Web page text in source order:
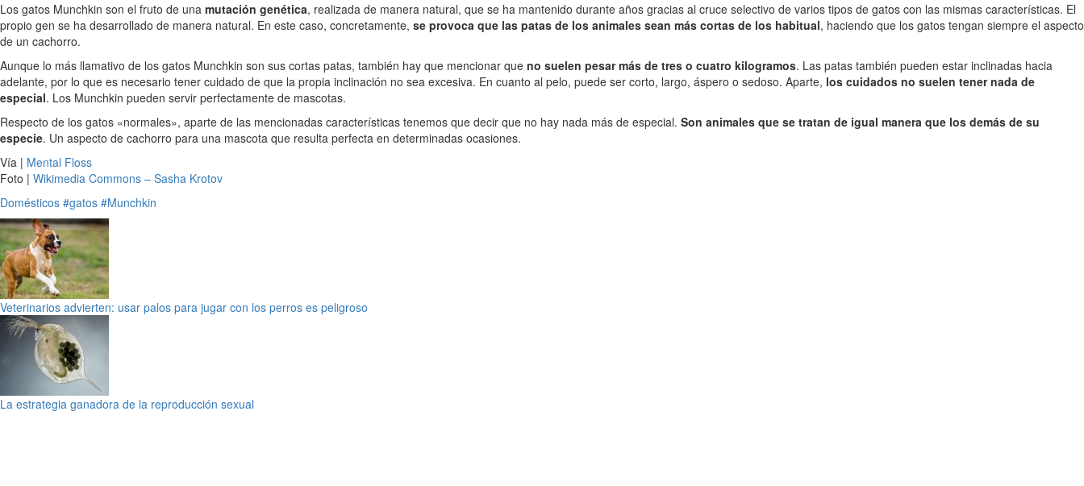
Los gatos Munchkin son el fruto de una mutación genética, realizada de manera natural, que se ha mantenido durante años gracias al cruce selectivo de varios tipos de gatos con las mismas características. El
propio gen se ha desarrollado de manera natural. En este caso, concretamente, se provoca que las patas de los animales sean más cortas de los habitual, haciendo que los gatos tengan siempre el aspecto
de un cachorro.
Aunque lo más llamativo de los gatos Munchkin son sus cortas patas, también hay que mencionar que no suelen pesar más de tres o cuatro kilogramos. Las patas también pueden estar inclinadas hacia
adelante, por lo que es necesario tener cuidado de que la propia inclinación no sea excesiva. En cuanto al pelo, puede ser corto, largo, áspero o sedoso. Aparte, los cuidados no suelen tener nada de
especial. Los Munchkin pueden servir perfectamente de mascotas.
Respecto de los gatos «normales», aparte de las mencionadas características tenemos que decir que no hay nada más de especial. Son animales que se tratan de igual manera que los demás de su
especie. Un aspecto de cachorro para una mascota que resulta perfecta en determinadas ocasiones.
Vía | Mental Floss
Foto | Wikimedia Commons – Sasha Krotov
Domésticos #gatos #Munchkin
Veterinarios advierten: usar palos para jugar con los perros es peligroso
La estrategia ganadora de la reproducción sexual